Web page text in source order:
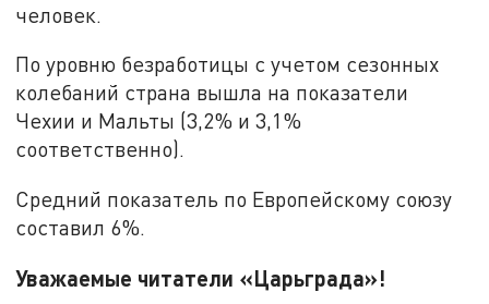
человек.
По уровню безработицы с учетом сезонных
колебаний страна вышла на показатели
Чехии и Мальты (3,2% и 3,1%
соответственно).
Средний показатель по Европейскому союзу
составил 6%.
Уважаемые читатели «Царьграда»!